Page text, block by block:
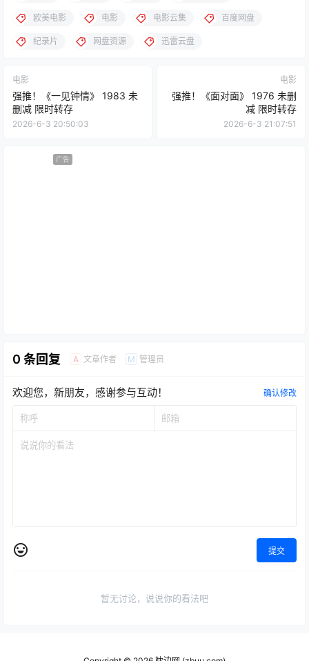
欧美电影 电影 电影云集 百度网盘
纪录片 网盘资源 迅雷云盘
电影
强推！《一见钟情》 1983 未
删减 限时转存
2026-6-3 20:50:03
电影
强推！《面对面》 1976 未删
减 限时转存
2026-6-3 21:07:51
广告
0 条回复 A 文章作者 M 管理员
欢迎您，新朋友，感谢参与互动！ 确认修改
提交
暂无讨论，说说你的看法吧